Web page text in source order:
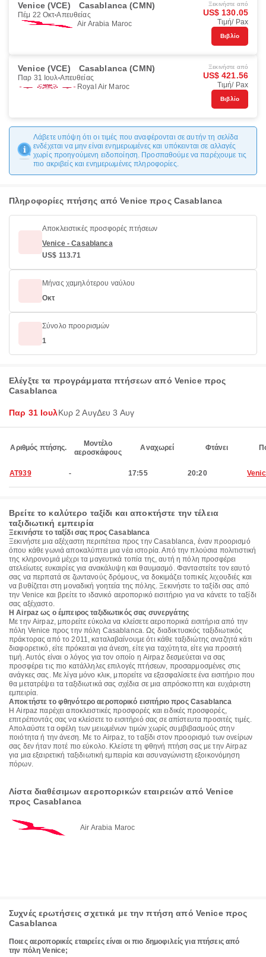
Venice (VCE) Casablanca (CMN)
Πέμ 22 Οκτ Απευθείας
Air Arabia Maroc
Ξεκινήστε από
US$ 130.05
Τιμή/ Pax
Βιβλίο
Venice (VCE) Casablanca (CMN)
Παρ 31 Ιουλ Απευθείας
Royal Air Maroc
Ξεκινήστε από
US$ 421.56
Τιμή/ Pax
Βιβλίο
Λάβετε υπόψη ότι οι τιμές που αναφέρονται σε αυτήν τη σελίδα
ενδέχεται να μην είναι ενημερωμένες και υπόκεινται σε αλλαγές
χωρίς προηγούμενη ειδοποίηση. Προσπαθούμε να παρέχουμε τις
πιο ακριβείς και ενημερωμένες πληροφορίες.
Πληροφορίες πτήσης από Venice προς Casablanca
Αποκλειστικές προσφορές πτήσεων
Venice - Casablanca
US$ 113.71
Μήνας χαμηλότερου ναύλου
Οκτ
Σύνολο προορισμών
1
Ελέγξτε τα προγράμματα πτήσεων από Venice προς
Casablanca
Παρ 31 ΙουλΚυρ 2 ΑυγΔευ 3 Αυγ
Αριθμός πτήσης.
Μοντέλο
αεροσκάφους
Αναχωρεί Φτάνει
AT939 - 17:55 20:20
Βρείτε το καλύτερο ταξίδι και αποκτήστε την τέλεια
ταξιδιωτική εμπειρία
Ξεκινήστε το ταξίδι σας προς Casablanca
Ξεκινήστε μια αξέχαστη περιπέτεια προς την Casablanca, έναν προορισμό
όπου κάθε γωνιά αποκαλύπτει μια νέα ιστορία. Από την πλούσια πολιτιστική
της κληρονομιά μέχρι τα μαγευτικά τοπία της, αυτή η πόλη προσφέρει
ατελείωτες ευκαιρίες για ανακάλυψη και θαυμασμό. Φανταστείτε τον εαυτό
σας να περπατά σε ζωντανούς δρόμους, να δοκιμάζει τοπικές λιχουδιές και
να βυθίζεται στη μοναδική γοητεία της πόλης. Ξεκινήστε το ταξίδι σας από
την Venice και βρείτε το ιδανικό αεροπορικό εισιτήριο για να κάνετε το ταξίδι
σας αξέχαστο.
Η Airpaz ως ο έμπειρος ταξιδιωτικός σας συνεργάτης
Με την Airpaz, μπορείτε εύκολα να κλείσετε αεροπορικά εισιτήρια από την
πόλη Venice προς την πόλη Casablanca. Ως διαδικτυακός ταξιδιωτικός
πράκτορας από το 2011, καταλαβαίνουμε ότι κάθε ταξιδιώτης αναζητά κάτι
διαφορετικό, είτε πρόκειται για άνεση, είτε για ταχύτητα, είτε για προσιτή
τιμή. Αυτός είναι ο λόγος για τον οποίο η Airpaz δεσμεύεται να σας
προσφέρει τις πιο κατάλληλες επιλογές πτήσεων, προσαρμοσμένες στις
ανάγκες σας. Με λίγα μόνο κλικ, μπορείτε να εξασφαλίσετε ένα εισιτήριο που
θα μετατρέψει τα ταξιδιωτικά σας σχέδια σε μια απρόσκοπτη και ευχάριστη
εμπειρία.
Αποκτήστε το φθηνότερο αεροπορικό εισιτήριο προς Casablanca
Η Airpaz παρέχει αποκλειστικές προσφορές και ειδικές προσφορές,
επιτρέποντάς σας να κλείσετε το εισιτήριό σας σε απίστευτα προσιτές τιμές.
Απολαύστε τα οφέλη των μειωμένων τιμών χωρίς συμβιβασμούς στην
ποιότητα ή την άνεση. Με το Airpaz, το ταξίδι στον προορισμό των ονείρων
σας δεν ήταν ποτέ πιο εύκολο. Κλείστε τη φθηνή πτήση σας με την Airpaz
για μια εξαιρετική ταξιδιωτική εμπειρία και ασυναγώνιστη εξοικονόμηση
πόρων.
Λίστα διαθέσιμων αεροπορικών εταιρειών από Venice
προς Casablanca
Air Arabia Maroc
Συχνές ερωτήσεις σχετικά με την πτήση από Venice προς
Casablanca
Ποιες αεροπορικές εταιρείες είναι οι πιο δημοφιλείς για πτήσεις από
την πόλη Venice;